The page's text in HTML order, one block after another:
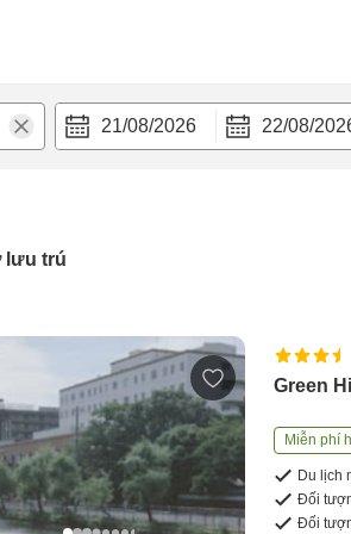
21/08/2026 22/08/
lưu trú
Green
Miễn phí
Du lịch
Đối
Đối